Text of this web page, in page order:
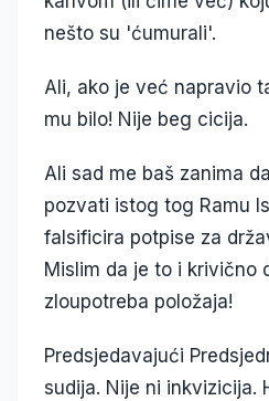
nešto su 'ćumurali'.
Ali, ako je već napravio
mu bilo! Nije beg cicija.
Ali sad me baš zanima
pozvati istog tog Ramu
falsificira potpise za
Mislim da je to i krivično
zloupotreba položaja!
Predsjedavajući
sudija. Nije ni inkvizicija.